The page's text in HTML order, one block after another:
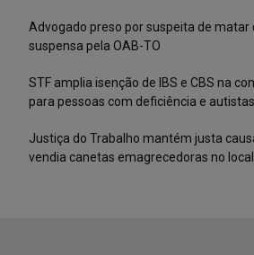
Advogado preso por suspeita de matar
suspensa pela OAB-TO
STF amplia isenção de IBS e CBS na
para pessoas com deficiência e
Justiça do Trabalho mantém justa
vendia canetas emagrecedoras no